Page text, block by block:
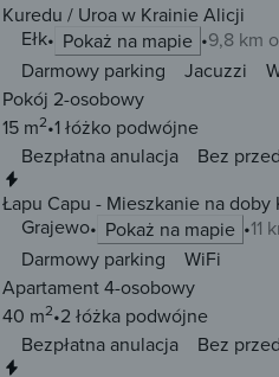
Kuredu / Uroa w Krainie Alicji
Ełk
Pokaż na mapie
9,8 km
Darmowy parking
Jacuzzi
Pokój 2-osobowy
15 m2 1 łóżko podwójne
Bezpłatna anulacja
Bez
Łapu Capu - Mieszkanie na
Grajewo
Pokaż na mapie
11
Darmowy parking
WiFi
Apartament 4-osobowy
40 m2 2 łóżka podwójne
Bezpłatna anulacja
Bez